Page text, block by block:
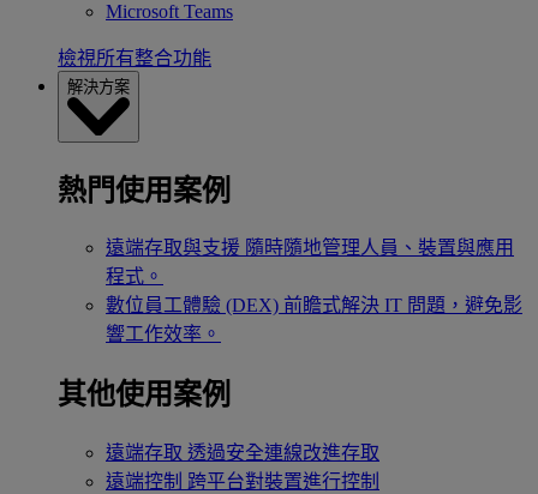
Microsoft Teams
檢視所有整合功能
解決方案
熱門使用案例
遠端存取與支援 隨時隨地管理人員、裝置與應用
程式。
數位員工體驗 (DEX) 前瞻式解決 IT 問題，避免影
響工作效率。
其他使用案例
遠端存取 透過安全連線改進存取
遠端控制 跨平台對裝置進行控制